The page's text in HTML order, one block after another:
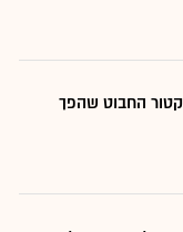
החבוט שהפך